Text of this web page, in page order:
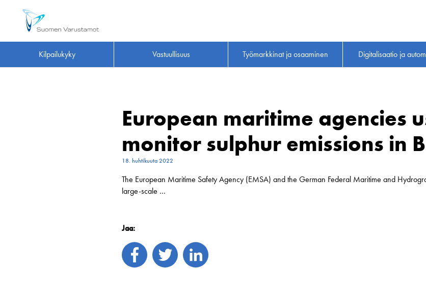
Kilpailukyky Vastuullisuus Työmarkkinat ja osaaminen Digitalisaatio ja
European maritime agencies
monitor sulphur emissions in
18. huhtikuuta 2022
The European Maritime Safety Agency (EMSA) and the German Federal Maritime and
large-scale …
Jaa: